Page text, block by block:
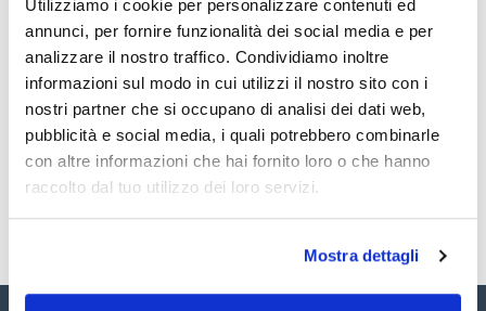
Utilizziamo i cookie per personalizzare contenuti ed
annunci, per fornire funzionalità dei social media e per
analizzare il nostro traffico. Condividiamo inoltre
informazioni sul modo in cui utilizzi il nostro sito con i
nostri partner che si occupano di analisi dei dati web,
pubblicità e social media, i quali potrebbero combinarle
con altre informazioni che hai fornito loro o che hanno
raccolto dal tuo utilizzo dei loro servizi.
Mostra dettagli
Endosulfan-alpha 20mg/l [959-98-8]
Endosulfan-beta 20mg/l [33213-65-9]
Endosulfan-total (sulfate) 20mg/l [1031-07-8]
Endrin 20mg/l [72-20-8]
Endrin aldehyde 20mg/l [7421-93-4]
Beta-HCH 20mg/l [319-85-7]
Gamma-HCH (Lindane) 20mg/l [58-89-9]
Delta-HCH 20mg/l [319-86-8]
Heptachlor 20mg/l [76-44-8]
Heptachlor-endo-epoxide 20mg/l [28044-83-9]
Vinclozolin 20mg/l [50471-44-8]
Heptachlor-exo-epoxide 20mg/l [1024-57-3]
Documentazione tecnica
TDS / Scheda tecnica
Registrati per i download
COA
Registrati per i download
SDS / Scheda di
Sicurezza
Registrati per i download